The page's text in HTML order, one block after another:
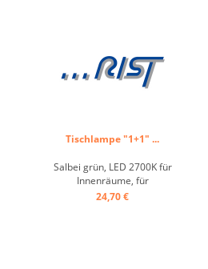
Tischlampe "1+1" ...
Salbei grün, LED 2700K für
Innenräume, für
Innenräume, ohne
24,70 €